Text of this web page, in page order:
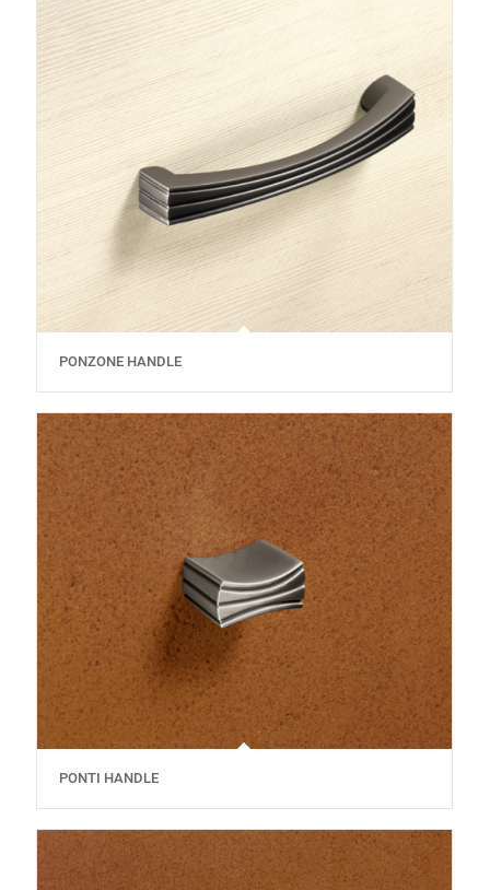
PONZONE HANDLE
PONTI HANDLE